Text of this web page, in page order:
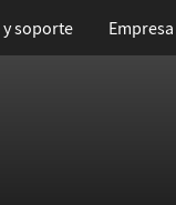
soporte Empresa